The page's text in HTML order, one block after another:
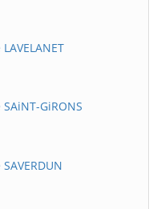
GiRONS